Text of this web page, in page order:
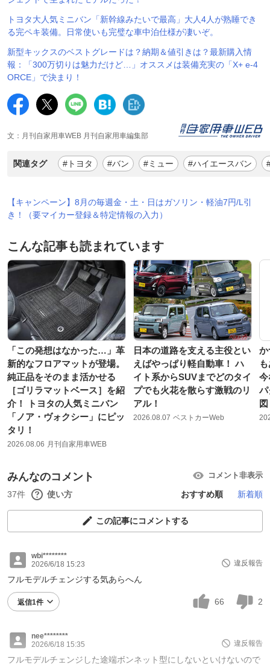
トヨタ大人気ミニバン「新幹線みたいで最高」大人4人が熟睡でき
る完ペキ装備。日常使いも完璧な車中泊仕様が凄いぞ。
新型キックスのベストグレードは？納期＆値引きは？最新購入情
報：「300万切りは魅力だけど…」オススメは装備充実の「X+ e-4
ORCE」で決まり！
文：月刊自家用車WEB 月刊自家用車編集部
関連タグ #トヨタ #バン #ミュー #ハイエースバン
【キャンペーン】8月の毎週金・土・日はガソリン・軽油7円/L引
き！（要マイカー登録＆特定情報の入力）
こんな記事も読まれています
「この発想はなかった…」革
新的なフロアマットが登場。
純正品をそのまま活かせる
［ゴリラマットベース］を紹
介！ トヨタの人気ミニバン
「ノア・ヴォクシー」にピッ
タリ！
2026.08.06 月刊自家用車WEB
日本の道路を支える主役とい
えばやっぱり軽自動車！ ハ
イト系からSUVまでどのタイ
プでも火花を散らす激戦のリ
アル！
2026.08.07 ベストカーWeb
か
今
パ
みんなのコメント コメント非表示
37件 使い方 おすすめ順 新着順
この記事にコメントする
wbi********
2026/6/18 15:23
違反報告
フルモデルチェンジする気あらへん
返信1件 66 2
nee********
2026/6/18 15:35
違反報告
フルモデルチェンジした途端ボンネット型にしないといけないので